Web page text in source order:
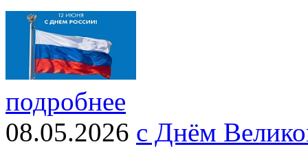
подробнее
08.05.2026 с Днём